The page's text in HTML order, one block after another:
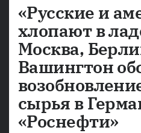
«Русские и
хлопают в
Москва,
Вашингтон
сырья в
«Роснефти»